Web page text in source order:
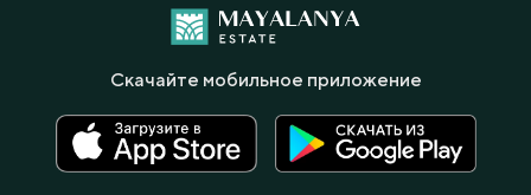
Скачайте мобильное приложение